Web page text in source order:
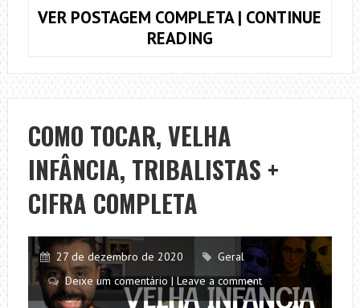
VER POSTAGEM COMPLETA | CONTINUE
READINGCOMO
VIDA
VAZIA,
BRUNO
E
MARRONE
+
COMO TOCAR, VELHA
INFÂNCIA, TRIBALISTAS +
CIFRA COMPLETA
27 de dezembro de 2020
Geral
Deixe um comentário | Leave a comment